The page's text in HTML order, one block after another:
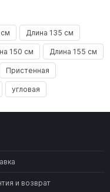
Длина 135 см
150 см Длина 155 см
Пристенная
угловая
и возврат